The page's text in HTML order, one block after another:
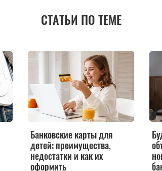
СТАТЬИ ПО ТЕМЕ
Банковские карты для
детей: преимущества,
недостатки и как их
оформить